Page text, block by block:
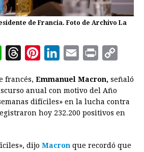
de Francia. Foto de Archivo La
W
a
t
s
p
r
e
a
s
n
t
e
e
n
k
e
I
a
i
l
i
n
t
p
y
L
n
francés, Emmanuel Macron, señaló
anual con motivo del Año
difíciles» en la lucha contra
hoy 232.200 positivos en
dijo Macron que recordó que